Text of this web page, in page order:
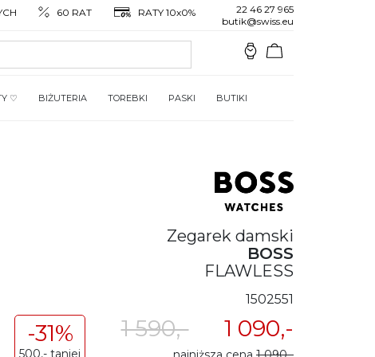
60 RAT RATY 10x0%
22 46 27 965
butik@swiss.eu
♡ BIŻUTERIA TOREBKI PASKI BUTIKI
Zegarek damski
BOSS
FLAWLESS
1502551
1 090,-
-31%
500,- taniej
1 590,-